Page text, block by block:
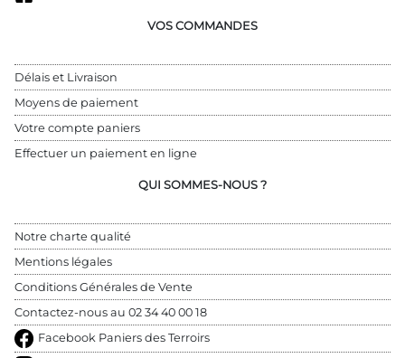
VOS COMMANDES
Délais et Livraison
Moyens de paiement
Votre compte paniers
Effectuer un paiement en ligne
QUI SOMMES-NOUS ?
Notre charte qualité
Mentions légales
Conditions Générales de Vente
Contactez-nous au 02 34 40 00 18
Facebook Paniers des Terroirs